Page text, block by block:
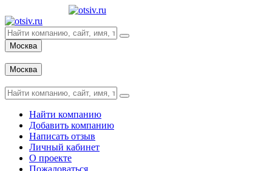
Москва
Москва
Найти компанию
Добавить компанию
Написать отзыв
Личный кабинет
О проекте
Пожаловаться